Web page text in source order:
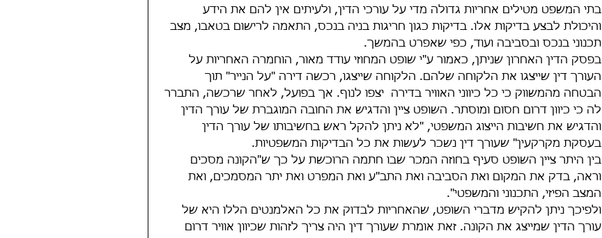
בתי המשפט מטילים אחריות גדולה מדי על עורכי הדין, ולעיתים אין להם את הידע
והיכולת לבצע בדיקות אלו. בדיקות כגון חריגות בניה בנכס, התאמה לרישום בטאבו, מצב
תכנוני בנכס ובסביבה ועוד, כפי שאפרט בהמשך.
בפסק הדין האחרון שניתן, כאמור ע"י שופט המחוזי עודד מאור, הוחמרה האחריות על
העורך דין שייצגו את הלקוחה שלהם. הלקוחה שייצגו, רכשה דירה "על הנייר" תוך
הבטחה מהמשווק כי כל כיווני האוויר בדירה  יצפו לנוף. אך בפועל, לאחר שרכשה, התברר
לה כי כיוון דרום חסום ומוסתר. השופט ציין והדגיש את החובה המוגברת של עורך הדין
והדגיש את חשיבות הייצוג המשפטי, "לא ניתן להקל ראש בחשיבותו של עורך הדין
בעסקת מקרקעין" שעורך דין נשכר לעשות את כל הבדיקות המשפטיות.
בין היתר ציין השופט סעיף בחוזה המכר שבו חתמה הרוכשת על כך ש"הקונה מסכים
וראה, בדק את המקום ואת הסביבה ואת התב"ע ואת המפרט ואת יתר המסמכים, ואת
המצב הפיזי, התכנוני והמשפטי".
ולפיכך ניתן להקיש מדברי השופט, שהאחריות לבדוק את כל האלמנטים הללו היא של
עורך הדין שמייצג את הקונה. זאת אומרת שעורך דין היה צריך לזהות שכיוון אוויר דרום